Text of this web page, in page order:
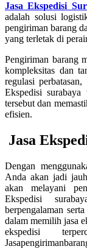
Jasa Ekspedisi
adalah solusi
pengiriman barang
yang terletak di
Pengiriman barang
kompleksitas dan
regulasi
Ekspedisi
tersebut dan
efisien.
Jasa
Dengan
Anda akan jadi
akan melayani
Ekspedisi
berpengalaman
dalam memilih jasa
ekspedisi